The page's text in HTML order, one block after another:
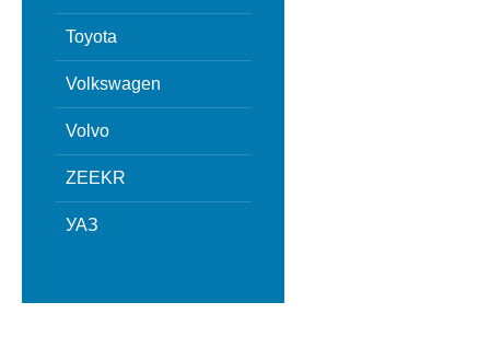
Toyota
Volkswagen
Volvo
ZEEKR
УАЗ